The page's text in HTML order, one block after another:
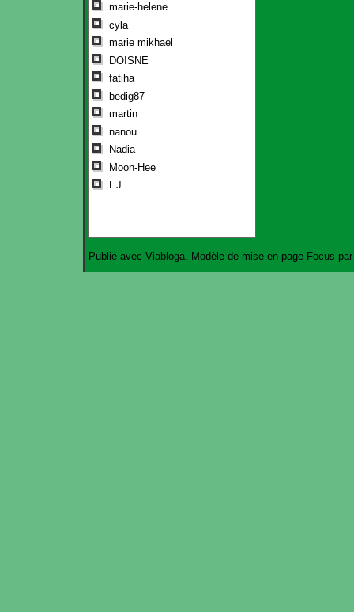
marie-helene
cyla
marie mikhael
DOISNE
fatiha
bedig87
martin
nanou
Nadia
Moon-Hee
EJ
Publié avec Viabloga . Modèle de mise en page Focus